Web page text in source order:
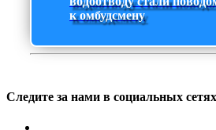
к омбудсмену
Следите за нами в социальных сетях